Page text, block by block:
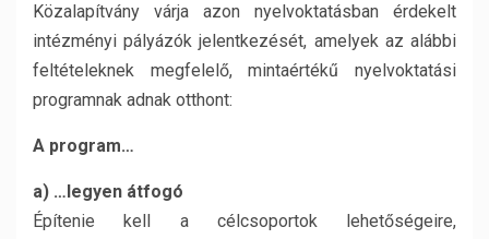
Közalapítvány várja azon nyelvoktatásban érdekelt
intézményi pályázók jelentkezését, amelyek az alábbi
feltételeknek megfelelő, mintaértékű nyelvoktatási
programnak adnak otthont:
A program…
a) …legyen átfogó
Építenie kell a célcsoportok lehetőségeire,